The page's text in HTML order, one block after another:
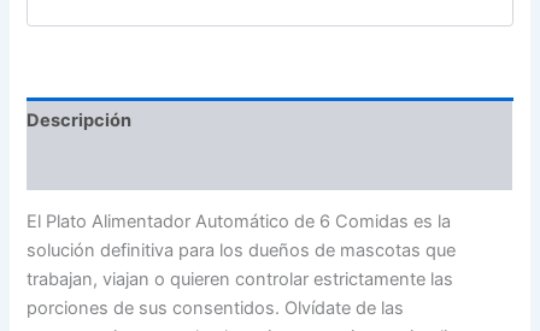
Descripción
El Plato Alimentador Automático de 6 Comidas es la
solución definitiva para los dueños de mascotas que
trabajan, viajan o quieren controlar estrictamente las
porciones de sus consentidos. Olvídate de las